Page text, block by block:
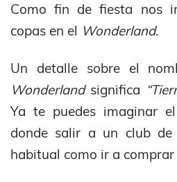
Como fin de fiesta nos
copas en el Wonderland.
Un detalle sobre el
Wonderlandsignifica
Ya te puedes imaginar
donde salir a un club
habitual como ir a comprar